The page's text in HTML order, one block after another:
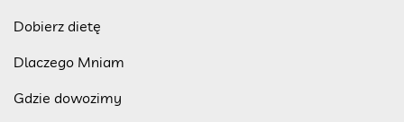
Dobierz dietę
Dlaczego Mniam
Gdzie dowozimy